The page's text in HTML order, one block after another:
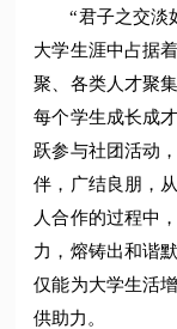
“君子之交淡
大学生涯中占据
聚、各类人才聚
每个学生成长成
跃参与社团活动
伴，广结良朋，
人合作的过程中
力，熔铸出和谐
仅能为大学生活
供助力。